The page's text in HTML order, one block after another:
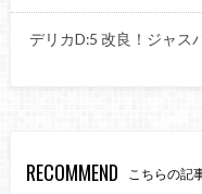
デリカD:5 改良！ジャス
RECOMMEND こちらの記